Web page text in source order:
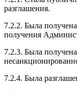
разглашения.
7.2.2. Была
получения
7.2.3. Была
7.2.4. Была